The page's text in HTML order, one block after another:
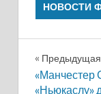
НОВОСТИ
по
Предыдущая
«Манчестер
«Ньюкаслу»